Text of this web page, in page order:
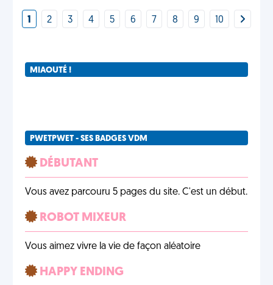
1 2 3 4 5 6 7 8 9 10
MIAOUTÉ !
PWETPWET - SES BADGES VDM
DÉBUTANT
Vous avez parcouru 5 pages du site. C'est un début.
ROBOT MIXEUR
Vous aimez vivre la vie de façon aléatoire
HAPPY ENDING